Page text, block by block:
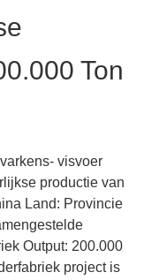
Ton
visvoer
productie van
Land: Provincie
Output: 200.000
project is